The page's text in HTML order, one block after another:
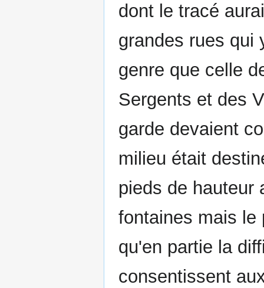
dont le tracé
grandes rues qui
genre que celle
Sergents et des
garde devaient
milieu était
pieds de hauteur
fontaines mais le
qu'en partie la
consentissent